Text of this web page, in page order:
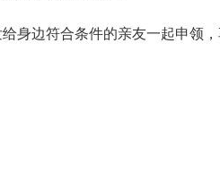
边符合条件的亲友一起申领，